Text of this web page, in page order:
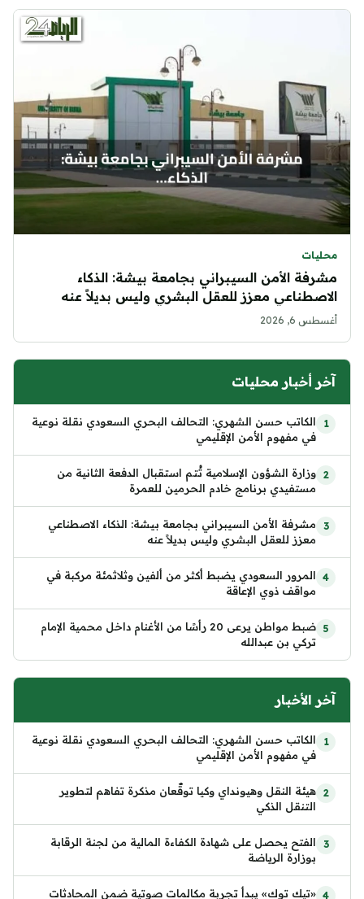
محليات
مشرفة الأمن السيبراني بجامعة بيشة: الذكاء
الاصطناعي معزز للعقل البشري وليس بديلاً عنه
أغسطس 6, 2026
آخر أخبار محليات
الكاتب حسن الشهري: التحالف البحري السعودي نقلة نوعية
في مفهوم الأمن الإقليمي
وزارة الشؤون الإسلامية تُتم استقبال الدفعة الثانية من
مستفيدي برنامج خادم الحرمين للعمرة
مشرفة الأمن السيبراني بجامعة بيشة: الذكاء الاصطناعي
معزز للعقل البشري وليس بديلاً عنه
المرور السعودي يضبط أكثر من ألفين وثلاثمئة مركبة في
مواقف ذوي الإعاقة
ضبط مواطن يرعى 20 رأسًا من الأغنام داخل محمية الإمام
تركي بن عبدالله
آخر الأخبار
الكاتب حسن الشهري: التحالف البحري السعودي نقلة نوعية
في مفهوم الأمن الإقليمي
هيئة النقل وهيونداي وكيا توقّعان مذكرة تفاهم لتطوير
التنقل الذكي
الفتح يحصل على شهادة الكفاءة المالية من لجنة الرقابة
بوزارة الرياضة
«تيك توك» يبدأ تجربة مكالمات صوتية ضمن المحادثات